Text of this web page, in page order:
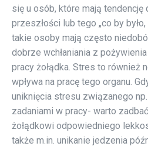
się u osób, które mają tendencję
przeszłości lub tego „co by
takie osoby mają często
dobrze wchłaniania z
pracy żołądka. Stres to również
wpływa na pracę tego organu.
uniknięcia stresu związanego
zadaniami w pracy- warto
żołądkowi odpowiedniego
także m.in. unikanie jedzenia